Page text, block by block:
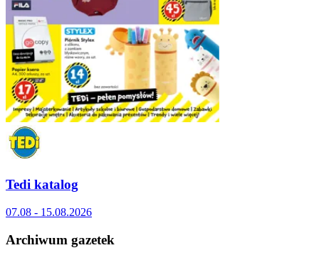
Tedi katalog
07.08 - 15.08.2026
Archiwum gazetek